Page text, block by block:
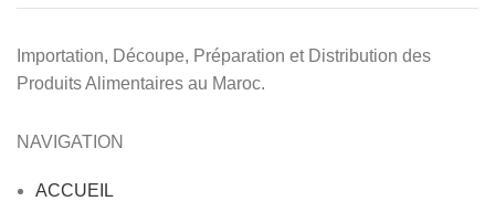
Importation, Découpe, Préparation et Distribution des
Produits Alimentaires au Maroc.
NAVIGATION
ACCUEIL